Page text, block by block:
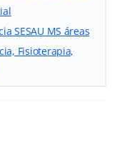
SESAU MS áreas
Fisioterapia,